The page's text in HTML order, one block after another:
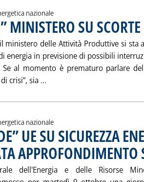
nazionale
MINISTERO SU
ministero delle Attività Produttive si sta
energia in previsione di possibili
Se al momento è prematuro parlare
crisi”, sia ...
nazionale
UE SU SICUREZZA
APPROFONDIMENTO
dell'Energia e delle Risorse